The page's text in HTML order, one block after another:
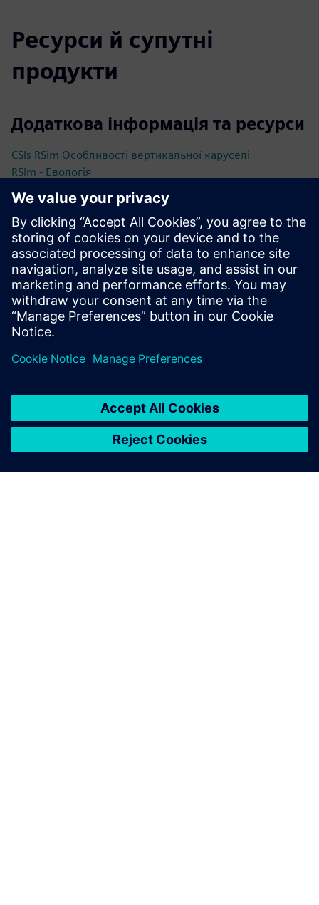
Ресурси й супутні
продукти
Додаткова інформація та ресурси
CSls RSim Особливості вертикальної каруселі
RSim - Евологія
Представляємо вертикальну карусель RSim CSL
Приклади використання CSL RSim IoT Карусель
Вертикальна
Передумови
Підтримка 4G
СГП.02